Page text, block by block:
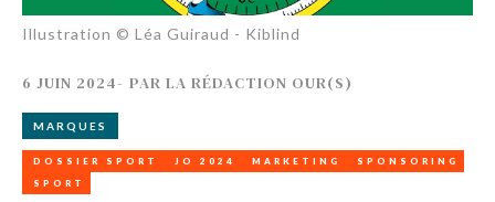
Illustration © Léa Guiraud - Kiblind
6 JUIN 2024- PAR LA RÉDACTION OUR(S)
MARQUES
DOSSIER SPORT JO 2024 MARKETING
SPONSORING
SPORT